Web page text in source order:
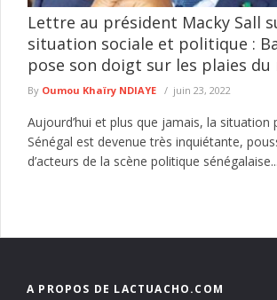
Lettre au président Macky Sall
situation sociale et politique :
pose son doigt sur les plaies du
By Oumou Khaïry NDIAYE juin 23, 2022
Aujourd’hui et plus que jamais, la situation
Sénégal est devenue très inquiétante,
d’acteurs de la scène politique sénégalaise...
A PROPOS DE LACTUACHO.COM